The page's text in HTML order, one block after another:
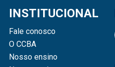
INSTITUCIONAL
Fale conosco
O CCBA
Nosso ensino